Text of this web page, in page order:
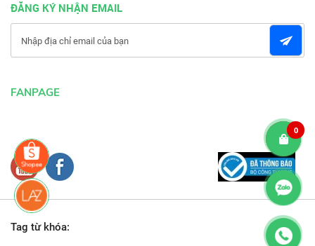
ĐĂNG KÝ NHẬN EMAIL
FANPAGE
Tag từ khóa:
0